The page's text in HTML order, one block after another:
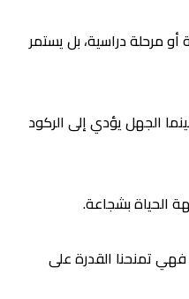
مرحلة دراسية، بل يستمر
الجهل يؤدي إلى الركود
الحياة بشجاعة.
تمنحنا القدرة على